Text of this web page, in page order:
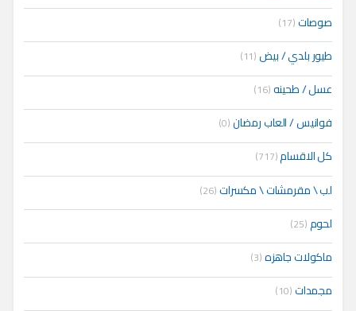
صوصات(17)
طيور بلدي / بيض(11)
عسل / طحينه(16)
فوانيس / العاب رمضان(0)
كل الاقسام(717)
لب \ مقرمشات \ مكسرات(26)
لحوم(25)
ماكولات جاهزه(3)
مجمدات(10)